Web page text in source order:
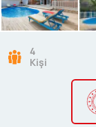
4
Kişi